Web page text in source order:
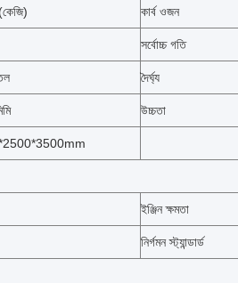
কার্ব ওজন
সর্বোচ্চ গতি
দৈর্ঘ্য
উচ্চতা
ইঞ্জিন ক্ষমতা
নির্গমন স্ট্যান্ডার্ড